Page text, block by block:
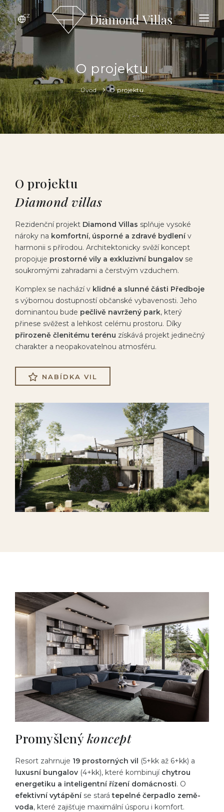
CZ
ÚVOD
O PROJEKTU
LOKALITA
GALERIE
STANDARDY
O projektu
Úvod O projektu
O projektu
Diamond villas
Rezidenční projekt Diamond Villas splňuje vysoké
nároky na komfortní, úsporné a zdravé bydlenív
harmonii s přírodou. Architektonicky svěží koncept
propojuje prostorné vily a exkluzivní bungalov se
soukromými zahradami a čerstvým vzduchem.
Komplex se nachází v klidné a slunné části Předboje
s výbornou dostupností občanské vybavenosti. Jeho
dominantou bude pečlivě navržený park, který
přinese svěžest a lehkost celému prostoru. Díky
přirozeně členitému terénu získává projekt jedinečný
charakter a neopakovatelnou atmosféru.
NABÍDKA VIL
Promyšlenýkoncept
Resort zahrnuje 19 prostorných vil (5+kk až 6+kk) a
luxusní bungalov (4+kk), které kombinují chytrou
energetiku a inteligentní řízení domácnosti. O
efektivní vytápěníse starátepelné čerpadlo země-
voda, které zajišťuje maximální úsporu i komfort.